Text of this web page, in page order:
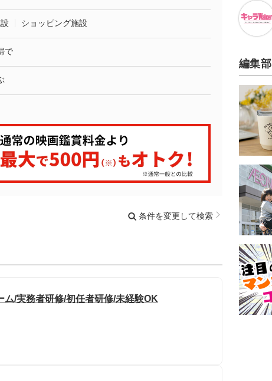
ショッピング施設
で
条件を変更して検索
/実務者研修/初任者研修/未経験OK
編集